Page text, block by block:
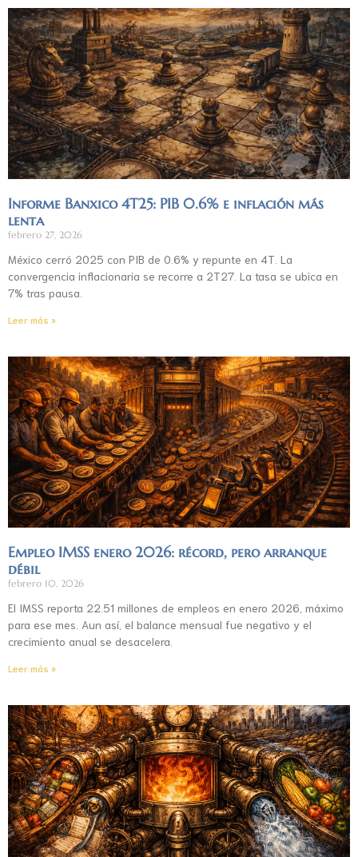
Informe Banxico 4T25: PIB 0.6% e inflación más
lenta
febrero 27, 2026
México cerró 2025 con PIB de 0.6% y repunte en 4T. La
convergencia inflacionaria se recorre a 2T27. La tasa se ubica en
7% tras pausa.
Leer más »
Empleo IMSS enero 2026: récord, pero arranque
débil
febrero 10, 2026
El IMSS reporta 22.51 millones de empleos en enero 2026, máximo
para ese mes. Aun así, el balance mensual fue negativo y el
crecimiento anual se desacelera.
Leer más »